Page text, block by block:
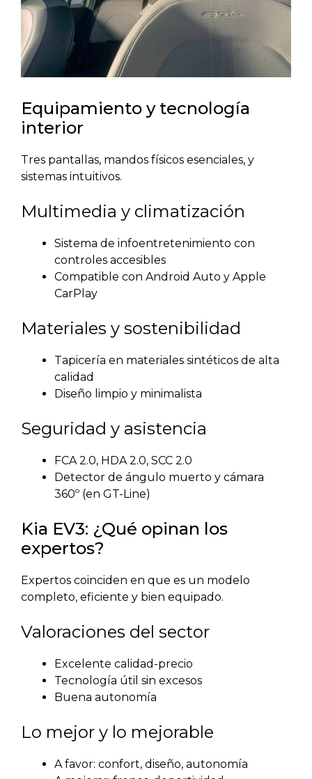
Equipamiento y tecnología
interior
Tres pantallas, mandos físicos esenciales, y
sistemas intuitivos.
Multimedia y climatización
Sistema de infoentretenimiento con
controles accesibles
Compatible con Android Auto y Apple
CarPlay
Materiales y sostenibilidad
Tapicería en materiales sintéticos de alta
calidad
Diseño limpio y minimalista
Seguridad y asistencia
FCA 2.0, HDA 2.0, SCC 2.0
Detector de ángulo muerto y cámara
360º (en GT-Line)
Kia EV3: ¿Qué opinan los
expertos?
Expertos coinciden en que es un modelo
completo, eficiente y bien equipado.
Valoraciones del sector
Excelente calidad-precio
Tecnología útil sin excesos
Buena autonomía
Lo mejor y lo mejorable
A favor: confort, diseño, autonomía